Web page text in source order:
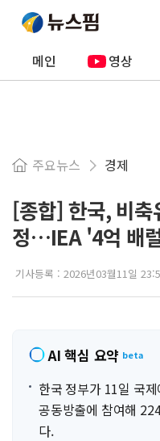
메인 영상
주요뉴스 경제
[종합] 한국, 비
정…IEA '4억 배
기사등록 : 2026년03월11일
AI 핵심 요약 beta
한국 정부가 11일 국
공동방출에 참여해
다.